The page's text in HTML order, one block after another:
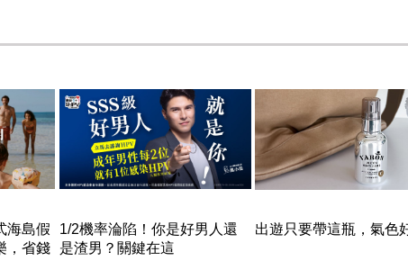
海島假
，省錢
1/2機率淪陷！你是好男人還
是渣男？關鍵在這
出遊只要帶這瓶，氣色